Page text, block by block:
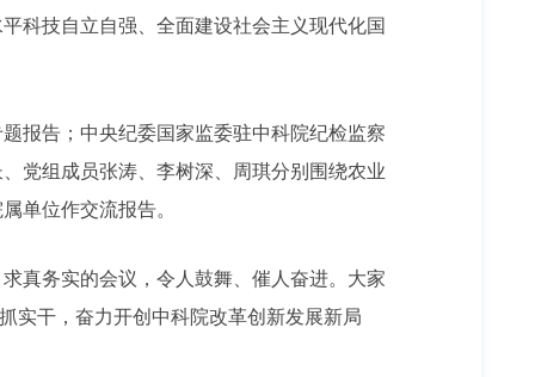
科技自立自强、全面建设社会主义现代化国
报告；中央纪委国家监委驻中科院纪检监察
党组成员张涛、李树深、周琪分别围绕农业
单位作交流报告。
务实的会议，令人鼓舞、催人奋进。大家
实干，奋力开创中科院改革创新发展新局